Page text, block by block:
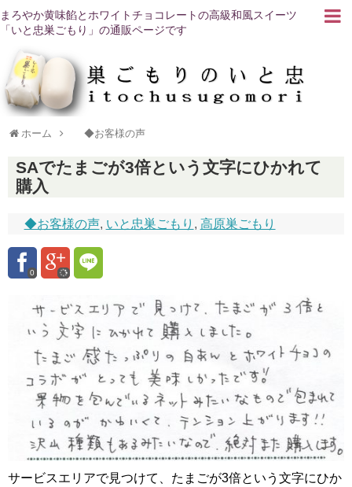
まろやか黄味餡とホワイトチョコレートの高級和風スイーツ
「いと忠巣ごもり」の通販ページです
ホーム ◆お客様の声
SAでたまごが3倍という文字にひかれて
購入
◆お客様の声, いと忠巣ごもり , 高原巣ごもり
0
サービスエリアで見つけて、たまごが3倍という文字にひか